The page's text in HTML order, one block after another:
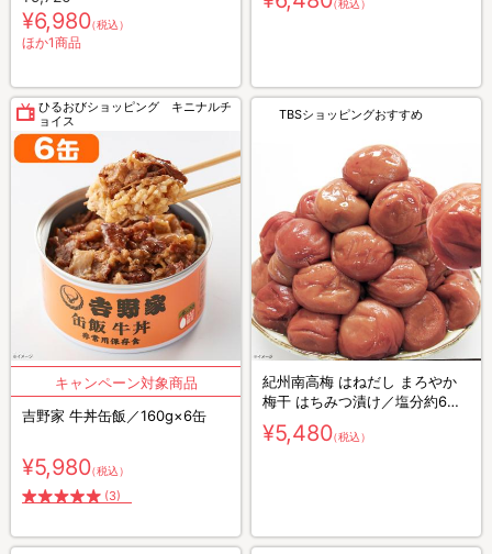
¥6,980（税込）
ほか1商品
（税込）
ひるおびショッピング キニナルチ
ョイス
吉野家 牛丼缶飯／160g×6缶
¥5,980（税込）
(3)
TBSショッピングおすすめ
紀州南高梅 はねだし まろやか
梅干 はちみつ漬け／塩分約6%
／600g×2 計1.2kg
¥5,480（税込）